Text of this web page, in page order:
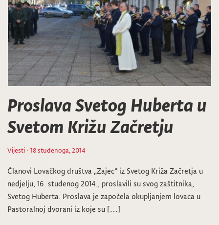
Proslava Svetog Huberta u
Svetom Križu Začretju
Vijesti · 18 studenoga, 2014
Članovi Lovačkog društva „Zajec“ iz Svetog Križa Začretja u
nedjelju, 16. studenog 2014., proslavili su svog zaštitnika,
Svetog Huberta. Proslava je započela okupljanjem lovaca u
Pastoralnoj dvorani iz koje su […]